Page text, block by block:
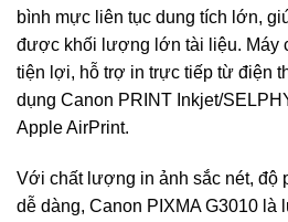
bình mực liên tục dung tích lớn,
được khối lượng lớn tài liệu. Máy
tiện lợi, hỗ trợ in trực tiếp từ điện
dụng Canon PRINT Inkjet/
Apple AirPrint.
Với chất lượng in ảnh sắc nét, độ
dễ dàng, Canon PIXMA G3010